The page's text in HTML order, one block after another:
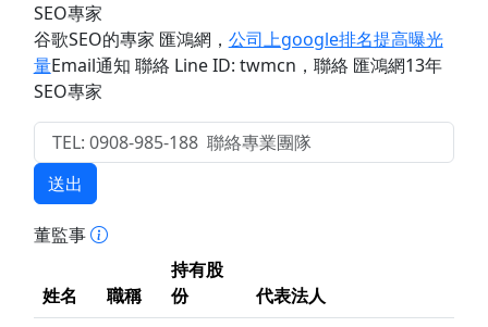
SEO專家
谷歌SEO的專家 匯鴻網 ， 公司上google排名提高曝光
量Email通知 聯絡 Line ID: twmcn ，聯絡 匯鴻網13年
SEO專家
送出
董監事
姓名 職稱
持有股
份
代表法人